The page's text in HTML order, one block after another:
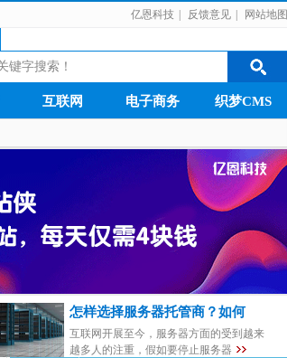
亿恩科技 反馈意见 网站地图
互联网 电子商务 织梦CMS
怎样选择服务器托管商？如何
互联网开展至今，服务器方面的受到越来
越多人的注重，假如要停止服务器